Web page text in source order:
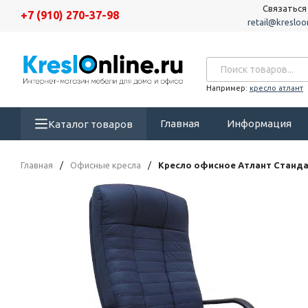
+7 (910) 270-37-98
Например: кресло атлант
Каталог товаров Главная Информация
Главная / Офисные кресла / Кресло офисное Атлант